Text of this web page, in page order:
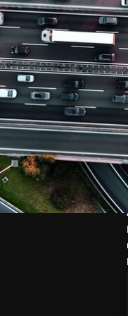
ИИ
для создания
Более 1 миллиона
креаторов,
и студий.